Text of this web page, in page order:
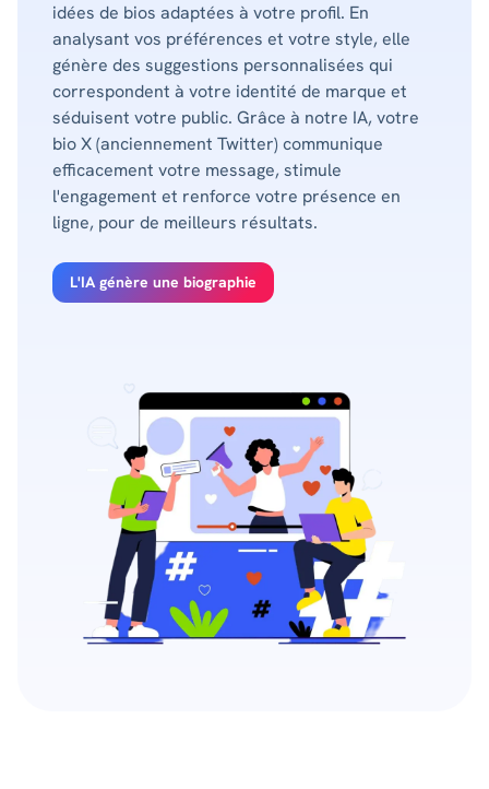
idées de bios adaptées à votre profil. En
analysant vos préférences et votre style, elle
génère des suggestions personnalisées qui
correspondent à votre identité de marque et
séduisent votre public. Grâce à notre IA, votre
bio X (anciennement Twitter) communique
efficacement votre message, stimule
l'engagement et renforce votre présence en
ligne, pour de meilleurs résultats.
L'IA génère une biographie